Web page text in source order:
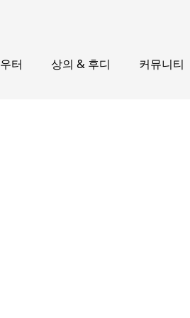
터 상의 & 후디 커뮤니티